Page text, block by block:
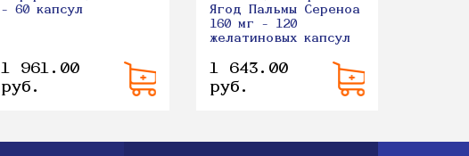
- 60 капсул
1 961.00
руб.
Ягод Пальмы Сереноа
160 мг - 120
желатиновых капсул
1 643.00
руб.